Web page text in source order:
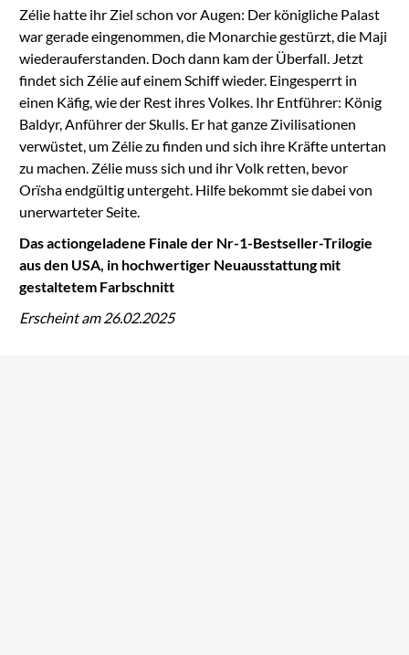
Zélie hatte ihr Ziel schon vor Augen: Der königliche Palast
war gerade eingenommen, die Monarchie gestürzt, die Maji
wiederauferstanden. Doch dann kam der Überfall. Jetzt
findet sich Zélie auf einem Schiff wieder. Eingesperrt in
einen Käfig, wie der Rest ihres Volkes. Ihr Entführer: König
Baldyr, Anführer der Skulls. Er hat ganze Zivilisationen
verwüstet, um Zélie zu finden und sich ihre Kräfte untertan
zu machen. Zélie muss sich und ihr Volk retten, bevor
Orïsha endgültig untergeht. Hilfe bekommt sie dabei von
unerwarteter Seite.
Das actiongeladene Finale der Nr-1-Bestseller-Trilogie
aus den USA, in hochwertiger Neuausstattung mit
gestaltetem Farbschnitt
Erscheint am 26.02.2025